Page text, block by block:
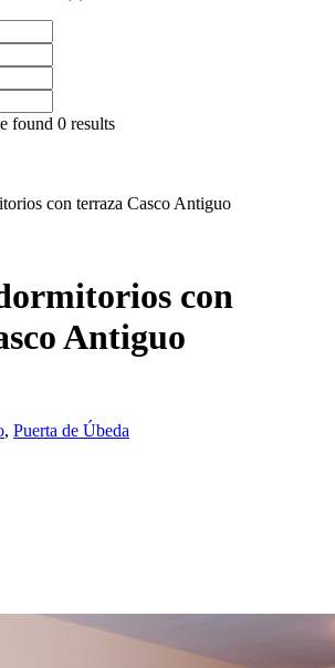
found 0 results
con terraza Casco Antiguo
con
Antiguo
, Puerta de Úbeda